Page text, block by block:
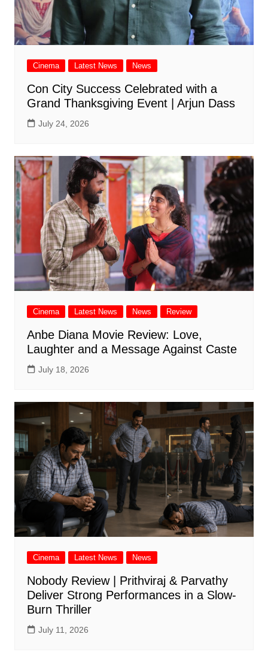
Cinema Latest News News
Con City Success Celebrated with a
Grand Thanksgiving Event | Arjun Dass
July 24, 2026
Cinema Latest News News Review
Anbe Diana Movie Review: Love,
Laughter and a Message Against Caste
July 18, 2026
Cinema Latest News News
Nobody Review | Prithviraj & Parvathy
Deliver Strong Performances in a Slow-
Burn Thriller
July 11, 2026